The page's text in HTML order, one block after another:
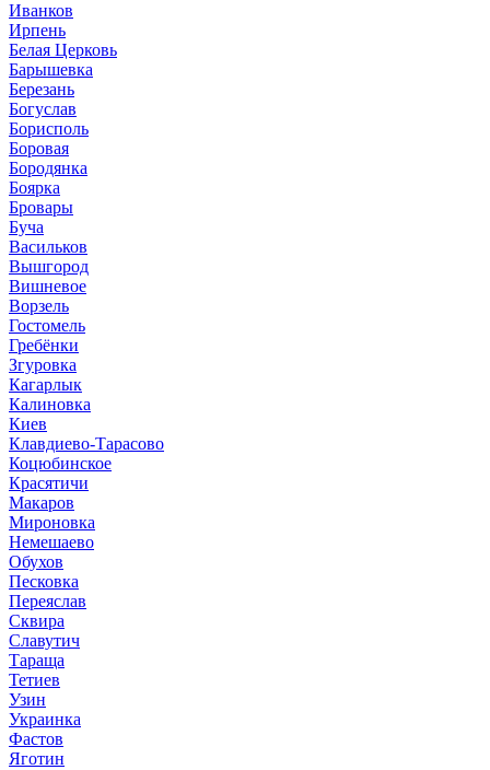
Иванков
Ирпень
Белая Церковь
Барышевка
Березань
Богуслав
Борисполь
Боровая
Бородянка
Боярка
Бровары
Буча
Васильков
Вышгород
Вишневое
Ворзель
Гостомель
Гребёнки
Згуровка
Кагарлык
Калиновка
Киев
Клавдиево-Тарасово
Коцюбинское
Красятичи
Макаров
Мироновка
Немешаево
Обухов
Песковка
Переяслав
Сквира
Славутич
Тараща
Тетиев
Узин
Украинка
Фастов
Яготин